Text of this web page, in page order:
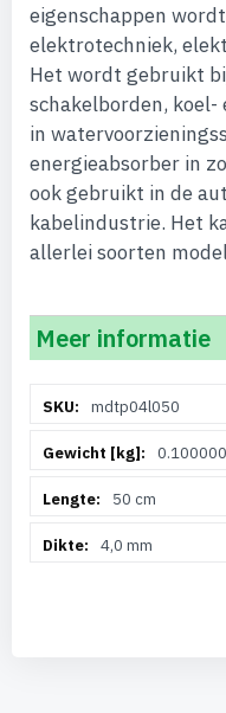
eigenschappen
elektrotechniek,
Het wordt gebruikt
schakelborden,
in
energieabsorber in
ook gebruikt in de
kabelindustrie. Het
allerlei soorten
Meer informatie
informatiemdtp04l050
0.100000
50 cm
4,0 mm